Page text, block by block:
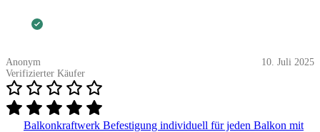
Anonym
Verifizierter Käufer
10. Juli 2025
Balkonkraftwerk Befestigung individuell für jeden Balkon mit